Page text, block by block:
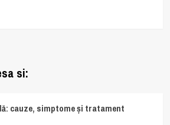
si:
cauze, simptome și tratament